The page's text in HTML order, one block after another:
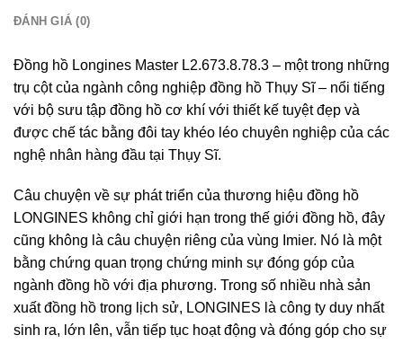
ĐÁNH GIÁ (0)
Đồng hồ Longines Master L2.673.8.78.3 – một trong những
trụ cột của ngành công nghiệp đồng hồ Thụy Sĩ – nổi tiếng
với bộ sưu tập đồng hồ cơ khí với thiết kế tuyệt đẹp và
được chế tác bằng đôi tay khéo léo chuyên nghiệp của các
nghệ nhân hàng đầu tại Thụy Sĩ.
Câu chuyện về sự phát triển của thương hiệu đồng hồ
LONGINES không chỉ giới hạn trong thế giới đồng hồ, đây
cũng không là câu chuyện riêng của vùng Imier. Nó là một
bằng chứng quan trọng chứng minh sự đóng góp của
ngành đồng hồ với địa phương. Trong số nhiều nhà sản
xuất đồng hồ trong lịch sử, LONGINES là công ty duy nhất
sinh ra, lớn lên, vẫn tiếp tục hoạt động và đóng góp cho sự